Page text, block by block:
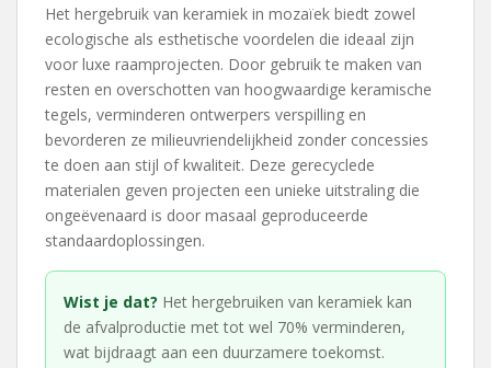
Het hergebruik van keramiek in mozaïek biedt zowel
ecologische als esthetische voordelen die ideaal zijn
voor luxe raamprojecten. Door gebruik te maken van
resten en overschotten van hoogwaardige keramische
tegels, verminderen ontwerpers verspilling en
bevorderen ze milieuvriendelijkheid zonder concessies
te doen aan stijl of kwaliteit. Deze gerecyclede
materialen geven projecten een unieke uitstraling die
ongeëvenaard is door masaal geproduceerde
standaardoplossingen.
Wist je dat? Het hergebruiken van keramiek kan
de afvalproductie met tot wel 70% verminderen,
wat bijdraagt aan een duurzamere toekomst.